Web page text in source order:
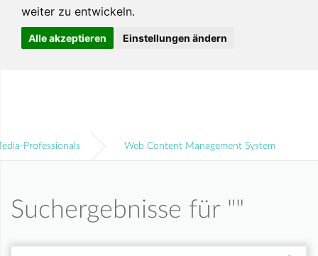
weiter zu entwickeln.
Alle akzeptieren Einstellungen ändern
Professionals Web Content Management System
Suchergebnisse für ""